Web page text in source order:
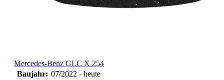
Mercedes-Benz GLC X 254
Baujahr: 07/2022 - heute